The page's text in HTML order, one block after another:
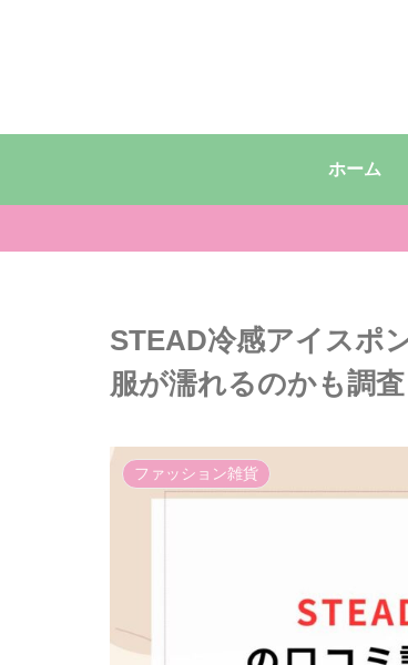
ホーム
STEAD冷感アイスポ
服が濡れるのかも調査
ファッション雑貨